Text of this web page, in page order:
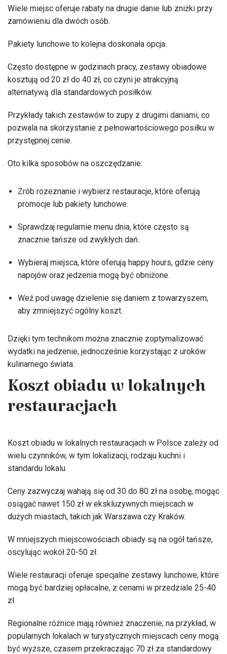
Wiele miejsc oferuje rabaty na drugie danie lub zniżki przy
zamówieniu dla dwóch osób.
Pakiety lunchowe to kolejna doskonała opcja.
Często dostępne w godzinach pracy, zestawy obiadowe
kosztują od 20 zł do 40 zł, co czyni je atrakcyjną
alternatywą dla standardowych posiłków.
Przykłady takich zestawów to zupy z drugimi daniami, co
pozwala na skorzystanie z pełnowartościowego posiłku w
przystępnej cenie.
Oto kilka sposobów na oszczędzanie:
Zrób rozeznanie i wybierz restauracje, które oferują
promocje lub pakiety lunchowe.
Sprawdzaj regularnie menu dnia, które często są
znacznie tańsze od zwykłych dań.
Wybieraj miejsca, które oferują happy hours, gdzie ceny
napojów oraz jedzenia mogą być obniżone.
Weź pod uwagę dzielenie się daniem z towarzyszem,
aby zmniejszyć ogólny koszt.
Dzięki tym technikom można znacznie zoptymalizować
wydatki na jedzenie, jednocześnie korzystając z uroków
kulinarnego świata.
Koszt obiadu w lokalnych
restauracjach
Koszt obiadu w lokalnych restauracjach w Polsce zależy od
wielu czynników, w tym lokalizacji, rodzaju kuchni i
standardu lokalu.
Ceny zazwyczaj wahają się od 30 do 80 zł na osobę, mogąc
osiągać nawet 150 zł w ekskluzywnych miejscach w
dużych miastach, takich jak Warszawa czy Kraków.
W mniejszych miejscowościach obiady są na ogół tańsze,
oscylując wokół 20-50 zł.
Wiele restauracji oferuje specjalne zestawy lunchowe, które
mogą być bardziej opłacalne, z cenami w przedziale 25-40
zł.
Regionalne różnice mają również znaczenie; na przykład, w
popularnych lokalach w turystycznych miejscach ceny mogą
być wyższe, czasem przekraczając 70 zł za standardowy